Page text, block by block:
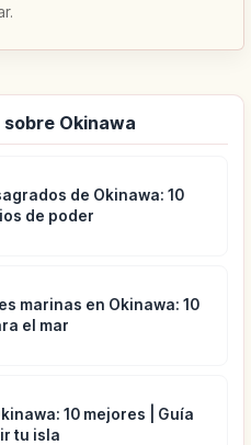
Okinawa
de Okinawa: 10
de poder
marinas en Okinawa: 10
el mar
10 mejores | Guía
tu isla